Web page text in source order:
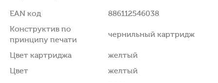
EAN код
886112546038
Конструктив по
принципу печати
чернильный картридж
Цвет картриджа
желтый
Цвет
желтый